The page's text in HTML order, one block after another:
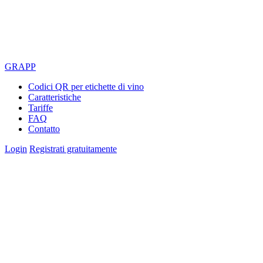
GRAPP
Codici QR per etichette di vino
Caratteristiche
Tariffe
FAQ
Contatto
Login Registrati gratuitamente